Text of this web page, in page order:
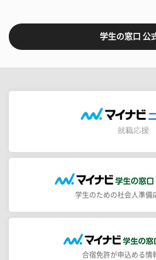
学生の窓口 公
学生のための社会人準備
合宿免許が申込める情